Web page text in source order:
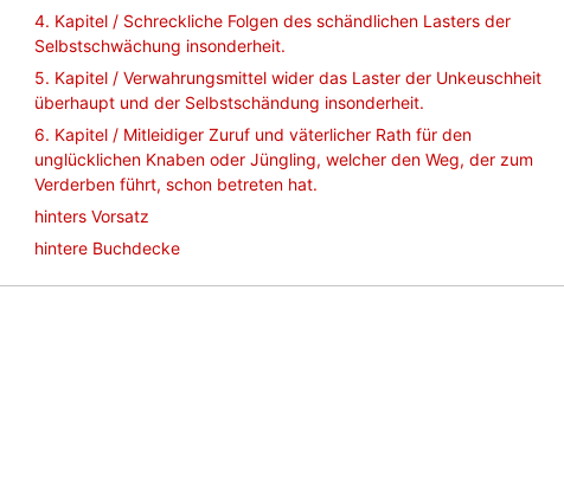
4. Kapitel / Schreckliche Folgen des schändlichen Lasters der
Selbstschwächung insonderheit.
5. Kapitel / Verwahrungsmittel wider das Laster der Unkeuschheit
überhaupt und der Selbstschändung insonderheit.
6. Kapitel / Mitleidiger Zuruf und väterlicher Rath für den
unglücklichen Knaben oder Jüngling, welcher den Weg, der zum
Verderben führt, schon betreten hat.
hinters Vorsatz
hintere Buchdecke